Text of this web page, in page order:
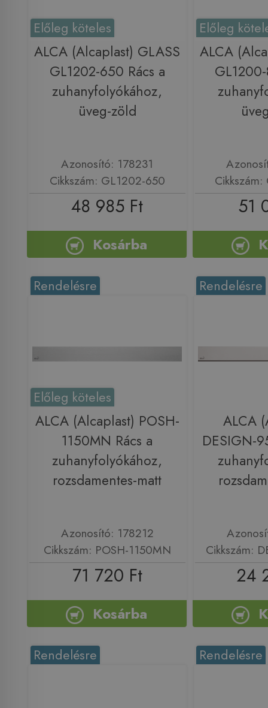
Előleg köteles
ALCA (Alcaplast) GLASS
GL1202-650 Rács a
zuhanyfolyókához,
üveg-zöld
Azonosító: 178231
Cikkszám: GL1202-650
48 985 Ft
Kosárba
Előleg
ALCA
51
Rendelésre
Előleg köteles
ALCA (Alcaplast) POSH-
1150MN Rács a
zuhanyfolyókához,
rozsdamentes-matt
Azonosító: 178212
Cikkszám: POSH-1150MN
71 720 Ft
Kosárba
Rendelésre
ALCA
DESIGN-
Cikkszám:
24
Rendelésre Rendelésre